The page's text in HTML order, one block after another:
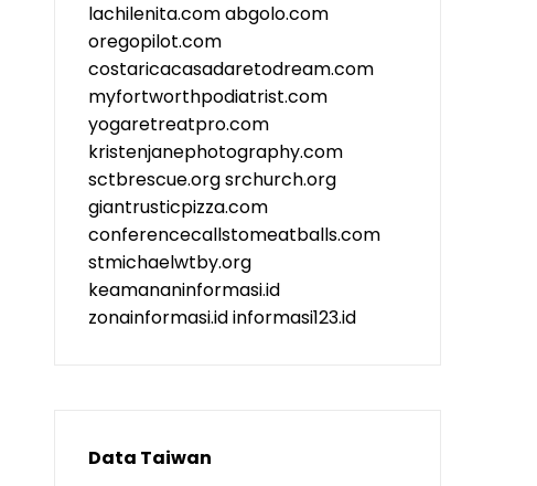
lachilenita.comabgolo.com
oregopilot.com
costaricacasadaretodream.com
myfortworthpodiatrist.com
yogaretreatpro.com
kristenjanephotography.com
sctbrescue.orgsrchurch.org
giantrusticpizza.com
conferencecallstomeatballs.com
stmichaelwtby.org
keamananinformasi.id
zonainformasi.idinformasi123.id
Data Taiwan